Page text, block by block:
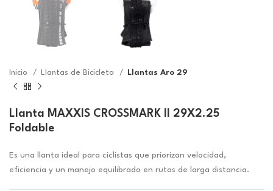
Inicio Llantas de Bicicleta Llantas Aro 29
Llanta MAXXIS CROSSMARK II 29X2.25
Foldable
Es una llanta ideal para ciclistas que priorizan velocidad,
eficiencia y un manejo equilibrado en rutas de larga distancia.